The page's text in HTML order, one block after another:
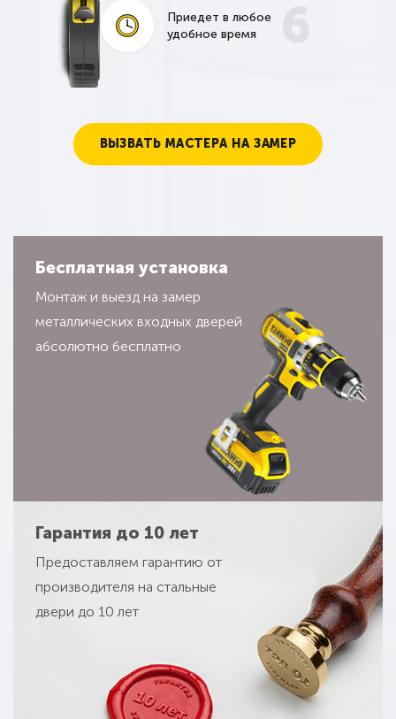
Приедет в любое
удобное время
ВЫЗВАТЬ МАСТЕРА НА ЗАМЕР
Бесплатная установка
Монтаж и выезд на замер
металлических входных дверей
абсолютно бесплатно
Гарантия до 10 лет
Предоставляем гарантию от
производителя на стальные
двери до 10 лет